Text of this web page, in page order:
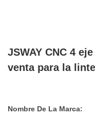
JSWAY CNC 4
venta para la
Nombre De La Marca: